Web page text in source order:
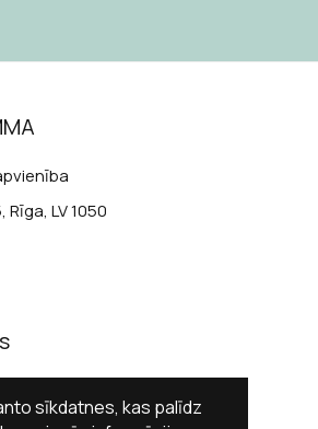
sīkdatnes, kas palīdz
LV 1050